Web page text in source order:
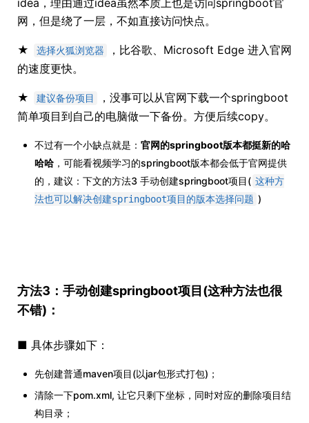
网，但是绕了一层，不如直接访问快点。
★ 选择火狐浏览器
，比谷歌、Microsoft Edge 进入官网
的速度更快。
★ 建议备份项目
，没事可以从官网下载一个springboot
简单项目到自己的电脑做一下备份。方便后续copy。
不过有一个小缺点就是： 官网的springboot版本都挺新的哈
哈哈 ，可能看视频学习的springboot版本都会低于官网提供
的，建议：下文的方法3 手动创建springboot项目( 这种方
法也可以解决创建springboot项目的版本选择问题 )
方法3：手动创建springboot项目(这种方法也很
不错)：
■ 具体步骤如下：
先创建普通maven项目(以jar包形式打包)；
清除一下pom.xml, 让它只剩下坐标，同时对应的删除项目结
构目录；